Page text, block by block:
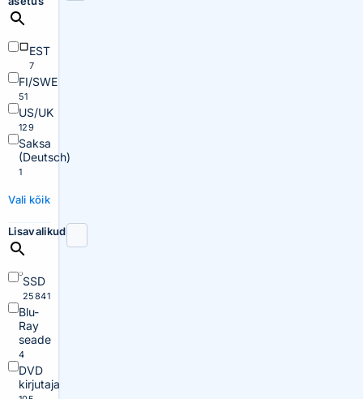
EST
7
FI/SWE
51
US/UK
129
Saksa
(Deutsch)
1
Vali kõik
Lisavalikud
SSD
25841
Blu-
Ray
seade
4
DVD
kirjutaja